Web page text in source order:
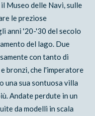
Museo delle Navi, sulle
le preziose
anni '20-'30 del secolo
del lago. Due
con tanto di
bronzi, che l'imperatore
una sua sontuosa villa
Andate perdute in un
da modelli in scala